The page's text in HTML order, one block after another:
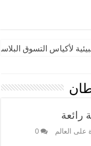
لأكياس التسوق
رائعة
على العالم
0